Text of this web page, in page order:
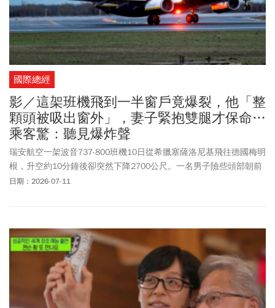
國際總經
影／這架班機飛到一半窗戶竟爆裂，他「整
顆頭被吸出窗外」，妻子緊抱雙腿才保命…
乘客驚：聽見爆炸聲
瑞安航空一架波音737-800班機10日從希臘塞薩洛尼基飛往德國梅明
根，升空約10分鐘後卻突然下降2700公尺。一名男子險些頭部朝前
被吸出客艙窗外，所幸妻子緊抓他的雙腿，才沒有整個人被吸出
日期：2026-07-11